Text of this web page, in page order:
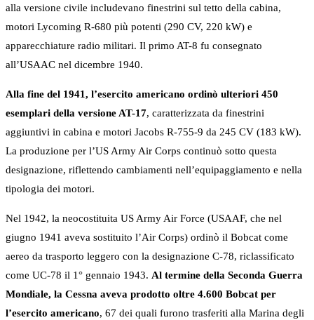
alla versione civile includevano finestrini sul tetto della cabina,
motori Lycoming R-680 più potenti (290 CV, 220 kW) e
apparecchiature radio militari. Il primo AT-8 fu consegnato
all’USAAC nel dicembre 1940.
Alla fine del 1941, l’esercito americano ordinò ulteriori 450
esemplari della versione AT-17, caratterizzata da finestrini
aggiuntivi in cabina e motori Jacobs R-755-9 da 245 CV (183 kW).
La produzione per l’US Army Air Corps continuò sotto questa
designazione, riflettendo cambiamenti nell’equipaggiamento e nella
tipologia dei motori.
Nel 1942, la neocostituita US Army Air Force (USAAF, che nel
giugno 1941 aveva sostituito l’Air Corps) ordinò il Bobcat come
aereo da trasporto leggero con la designazione C-78, riclassificato
come UC-78 il 1° gennaio 1943. Al termine della Seconda Guerra
Mondiale, la Cessna aveva prodotto oltre 4.600 Bobcat per
l’esercito americano, 67 dei quali furono trasferiti alla Marina degli